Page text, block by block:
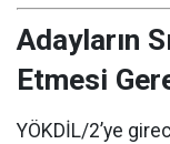
Adayların
Etmesi
YÖKDİL/2’ye